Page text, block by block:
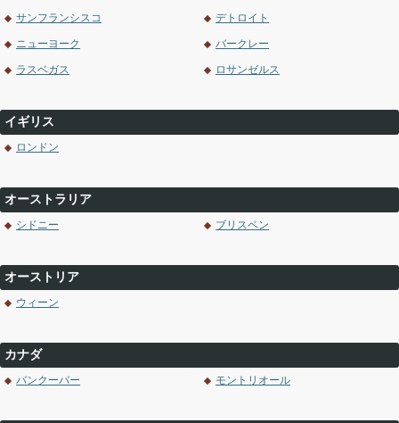
サンフランシスコ デトロイト
ニューヨーク バークレー
ラスベガス ロサンゼルス
イギリス
ロンドン
オーストラリア
シドニー ブリスベン
オーストリア
ウィーン
カナダ
バンクーバー モントリオール